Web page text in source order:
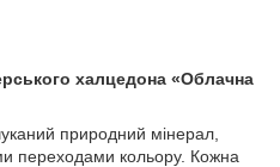
халцедона «Облачна
природний мінерал,
переходами кольору. Кожна